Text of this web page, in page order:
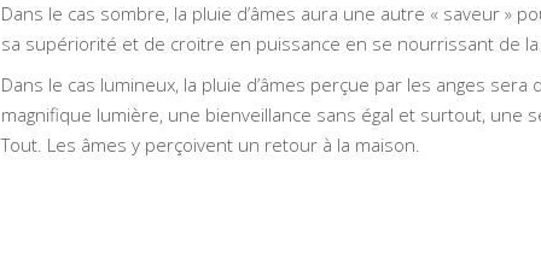
Dans le cas sombre, la pluie d’âmes aura une autre « saveur »
sa supériorité et de croitre en puissance en se nourrissant de
Dans le cas lumineux, la pluie d’âmes perçue par les anges sera
magnifique lumière, une bienveillance sans égal et surtout, une
Tout. Les âmes y perçoivent un retour à la maison.